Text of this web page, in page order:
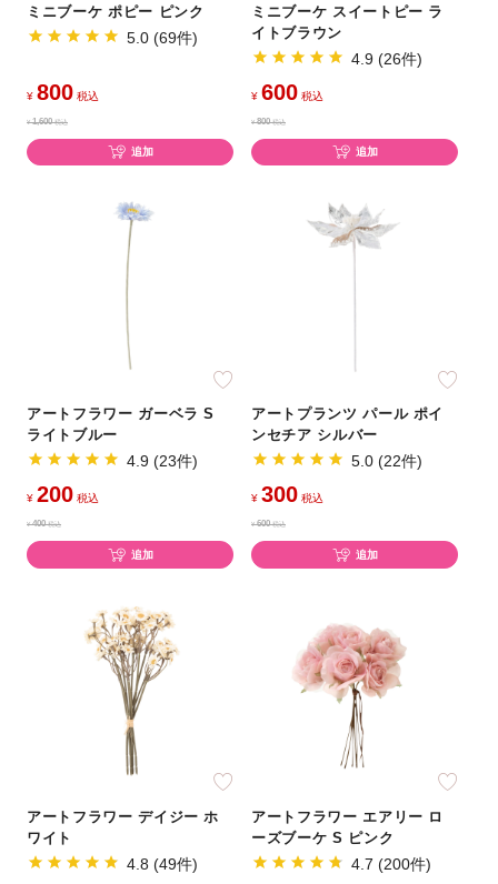
ミニブーケ ポピー ピンク
5.0 (69件)
¥ 800 税込
¥1,600税込
追加
ミニブーケ スイートピー ラ
イトブラウン
4.9 (26件)
¥ 600 税込
¥800税込
追加
アートフラワー ガーベラ S
ライトブルー
4.9 (23件)
¥ 200 税込
¥400税込
追加
アートプランツ パール ポイ
ンセチア シルバー
5.0 (22件)
¥ 300 税込
¥600税込
追加
アートフラワー デイジー ホ
ワイト
4.8 (49件)
アートフラワー エアリー ロ
ーズブーケ S ピンク
4.7 (200件)